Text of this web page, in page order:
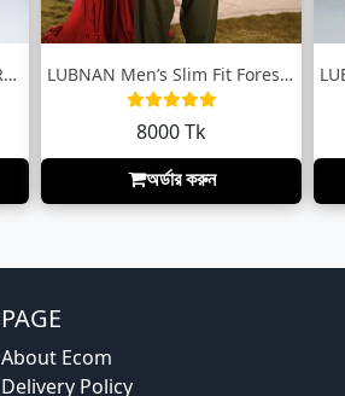
LUBNAN Men’s Black Color Regular Fit Pre... LUBNAN Men’s Slim Fit Forest Green color...
8000 Tk
অর্ডার করুন
PAGE
About Ecom
Delivery Policy